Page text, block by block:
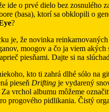
ide o prvé dielo bez zosnulého
(basa), ktorí sa obklopili o
?
je, že novinka
moogov a čo ja viem
piesňami. Dajte si na
kto ti zahrá dlhé sólo na
pieseň Drifting je vydarený
vrchol albumu môžeme
progového pidlikania. Čistý